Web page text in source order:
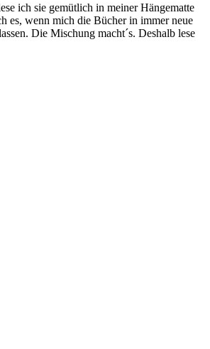
ich sie gemütlich in meiner Hängematte
es, wenn mich die Bücher in immer neue
Die Mischung macht´s. Deshalb lese